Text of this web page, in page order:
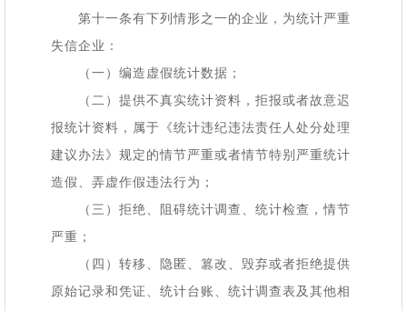
第十一条有下列情形之一的企业，为统计严重
失信企业：
（一）编造虚假统计数据；
（二）提供不真实统计资料，拒报或者故意迟
报统计资料，属于《统计违纪违法责任人处分处理
建议办法》规定的情节严重或者情节特别严重统计
造假、弄虚作假违法行为；
（三）拒绝、阻碍统计调查、统计检查，情节
严重；
（四）转移、隐匿、篡改、毁弃或者拒绝提供
原始记录和凭证、统计台账、统计调查表及其他相